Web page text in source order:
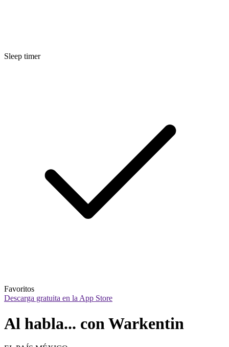
Sleep timer
Favoritos
Descarga gratuita en la App Store
Al habla... con Warkentin